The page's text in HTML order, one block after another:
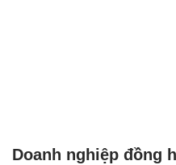
Doanh nghiệp đồng